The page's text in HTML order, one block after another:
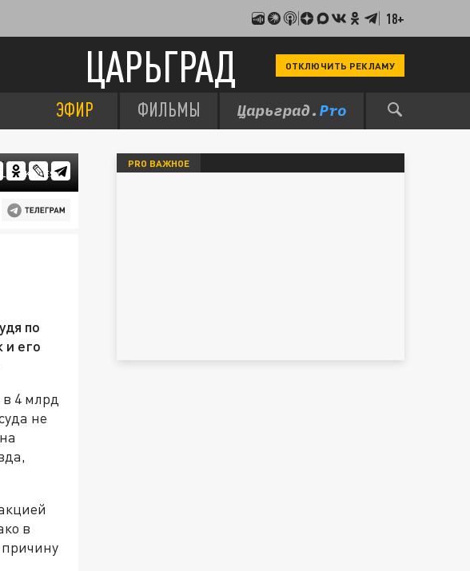
18+
ЦАРЬГРАД ОТКЛЮЧИТЬ РЕКЛАМУ
ЭФИР ФИЛЬМЫ
по
и его
4 млрд
не
в
PRO ВАЖНОЕ